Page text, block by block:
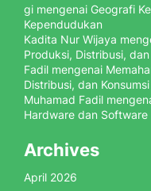
gi mengenai Geografi
Kependudukan
Kadita Nur Wijaya
Produksi, Distribusi, dan
Fadil mengenai
Distribusi, dan Konsumsi
Muhamad Fadil
Hardware dan Software
Archives
April 2026